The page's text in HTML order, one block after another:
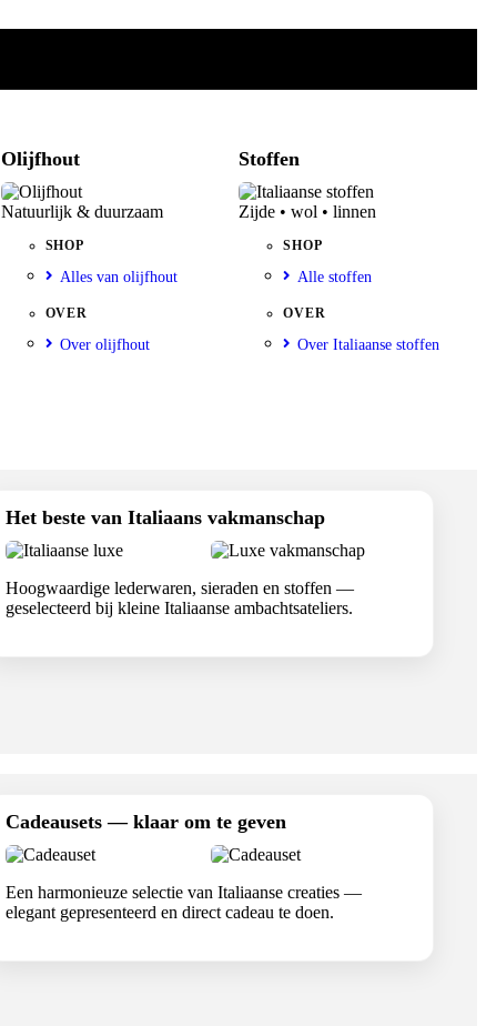
Olijfhout
Natuurlijk & duurzaam
SHOP
Alles van olijfhout
OVER
Over olijfhout
Stoffen
Zijde • wol • linnen
SHOP
Alle stoffen
OVER
Over Italiaanse stoffen
Het beste van Italiaans vakmanschap
Hoogwaardige lederwaren, sieraden en stoffen —
geselecteerd bij kleine Italiaanse ambachtsateliers.
Cadeausets — klaar om te geven
Een harmonieuze selectie van Italiaanse creaties —
elegant gepresenteerd en direct cadeau te doen.